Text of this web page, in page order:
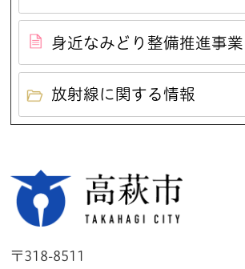
身近なみどり整備推進事業
放射線に関する情報
〒318-8511